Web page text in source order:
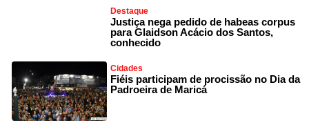
Destaque
Justiça nega pedido de habeas corpus
para Glaidson Acácio dos Santos,
conhecido
Cidades
Fiéis participam de procissão no Dia da
Padroeira de Maricá